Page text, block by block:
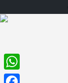
WhatsApp